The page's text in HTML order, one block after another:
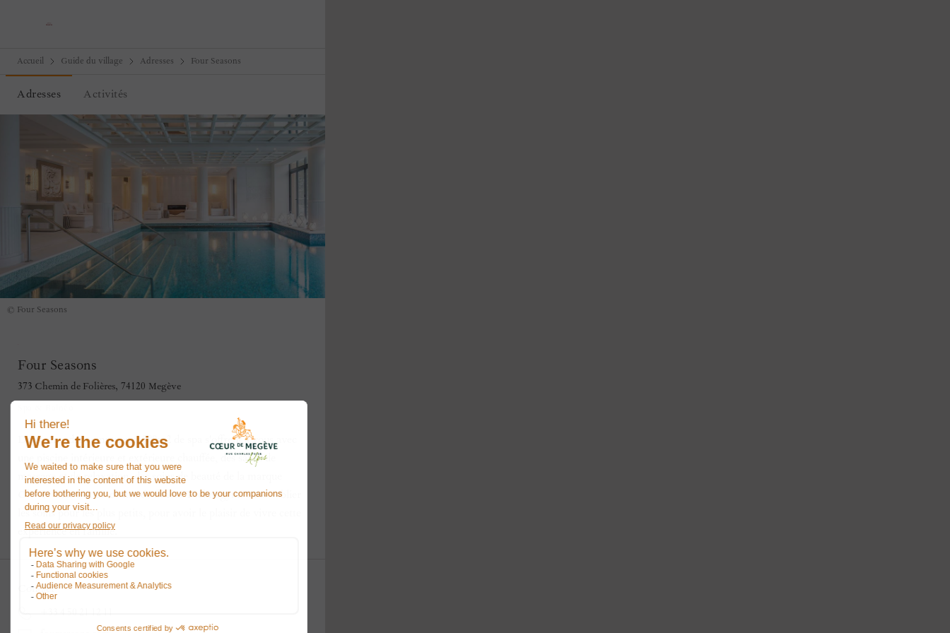
Accueil Guide du village Adresses Four Seasons
Adresses Activités
© Four Seasons
Four Seasons
373 Chemin de Folières, 74120 Megève
Dans un cadre somptueux, 900m2 de spa s'offrent à vous avec
une piscine intérieure et extérieure chauffée, des salles de
massage et de relaxation, des soins de beauté de la marque
Olivier Claire et un centre de fitness Technogym. Sans oublier
les soins pour les plus petits, pour avoir le plaisir de vivre cette
expérience en famille.
Contact